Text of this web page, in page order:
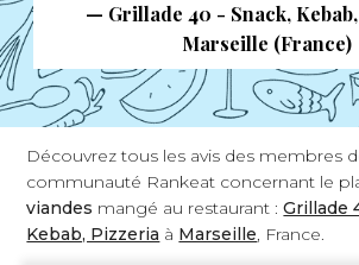
— Grillade 40 - Snack,
Marseille (France)
Découvrez tous les avis des membres
communauté Rankeat concernant le
viandes mangé au restaurant :Grillade
Kebab, Pizzeria à Marseille, France.